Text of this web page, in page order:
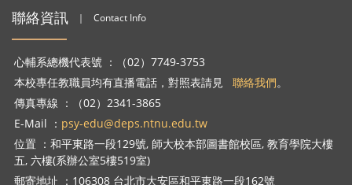
聯絡資訊 ｜ Contact Info
心輔系總機代表號 ：（02）7749-3753
本校專任教職員均有直播電話，對照表請見 聯絡我們。
傳真專線 ：（02）2341-3865
E-Mail ： psy-edu@deps.ntnu.edu.tw
位置 ：和平東路一段129號, 師大校本部圖書館校區, 教育學院大樓
五, 六樓(系辦公室5樓519室)
郵寄地址 ：106308 台北市大安區和平東路一段162號